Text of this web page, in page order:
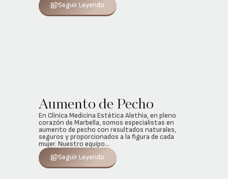
Seguir Leyendo
Aumento de Pecho
En Clínica Medicina Estética Alethia, en pleno
corazón de Marbella, somos especialistas en
aumento de pecho con resultados naturales,
seguros y proporcionados a la figura de cada
mujer. Nuestro equipo...
Seguir Leyendo